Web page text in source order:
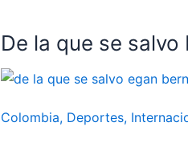
De la que se salvo
Colombia, Deportes,
De
que
salvo